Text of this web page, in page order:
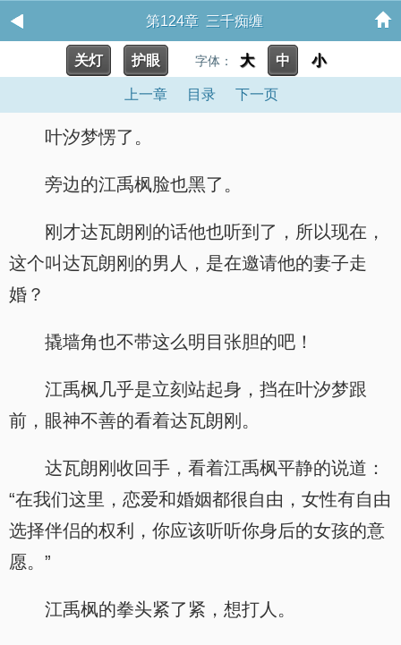
第124章 三千痴缠
关灯 护眼 字体： 大 中 小
上一章 目录 下一页
叶汐梦愣了。
旁边的江禹枫脸也黑了。
刚才达瓦朗刚的话他也听到了，所以现在，
这个叫达瓦朗刚的男人，是在邀请他的妻子走
婚？
撬墙角也不带这么明目张胆的吧！
江禹枫几乎是立刻站起身，挡在叶汐梦跟
前，眼神不善的看着达瓦朗刚。
达瓦朗刚收回手，看着江禹枫平静的说道：
“在我们这里，恋爱和婚姻都很自由，女性有自由
选择伴侣的权利，你应该听听你身后的女孩的意
愿。”
江禹枫的拳头紧了紧，想打人。